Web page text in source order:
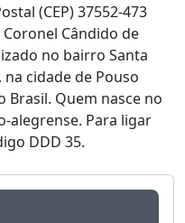
(CEP) 37552-473
Cândido de
no bairro Santa
cidade de Pouso
Brasil. Quem nasce no
alegrense. Para ligar
DDD 35.